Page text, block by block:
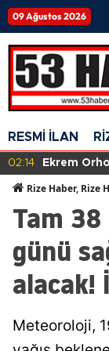
09 Ağustos 2026
RESMİ İLAN
02:14 Ekrem
Rize Haber, Rize
Tam
günü
alacak!
Meteoroloji,